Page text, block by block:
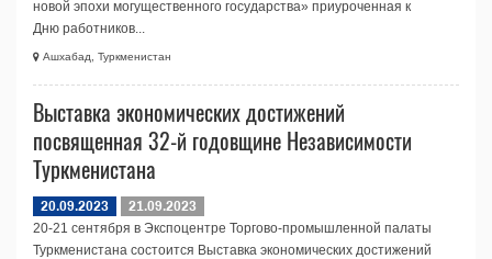
новой эпохи могущественного государства» приуроченная к
Дню работников...
Ашхабад, Туркменистан
Выставка экономических достижений
посвященная 32-й годовщине Независимости
Туркменистана
20.09.2023
21.09.2023
20-21 сентября в Экспоцентре Торгово-промышленной палаты
Туркменистана состоится Выставка экономических достижений